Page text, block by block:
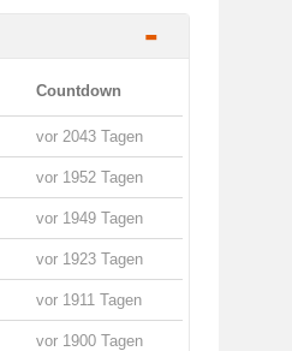
-
Countdown
vor 2043 Tagen
vor 1952 Tagen
vor 1949 Tagen
vor 1923 Tagen
vor 1911 Tagen
vor 1900 Tagen